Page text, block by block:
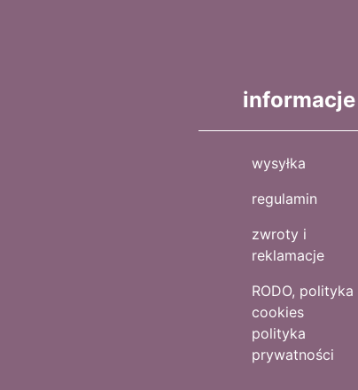
informacje
wysyłka
regulamin
zwroty i
reklamacje
RODO, polityka
cookies
polityka
prywatności